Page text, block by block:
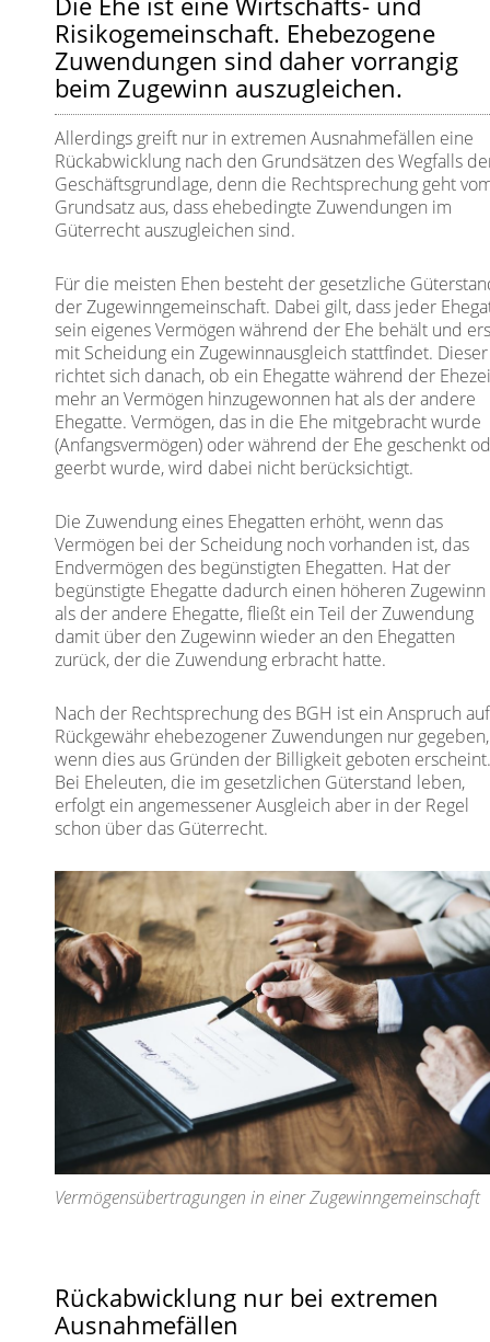
Risikogemeinschaft. Ehebezogene
Zuwendungen sind daher vorrangig
beim Zugewinn auszugleichen.
Allerdings greift nur in extremen Ausnahmefällen eine
Rückabwicklung nach den Grundsätzen des Wegfalls
Geschäftsgrundlage, denn die Rechtsprechung geht
Grundsatz aus, dass ehebedingte Zuwendungen im
Güterrecht auszugleichen sind.
Für die meisten Ehen besteht der gesetzliche
der Zugewinngemeinschaft. Dabei gilt, dass jeder
sein eigenes Vermögen während der Ehe behält und
mit Scheidung ein Zugewinnausgleich stattfindet. Dieser
richtet sich danach, ob ein Ehegatte während der
mehr an Vermögen hinzugewonnen hat als der andere
Ehegatte. Vermögen, das in die Ehe mitgebracht wurde
(Anfangsvermögen) oder während der Ehe geschenkt
geerbt wurde, wird dabei nicht berücksichtigt.
Die Zuwendung eines Ehegatten erhöht, wenn das
Vermögen bei der Scheidung noch vorhanden ist, das
Endvermögen des begünstigten Ehegatten. Hat der
begünstigte Ehegatte dadurch einen höheren Zugewinn
als der andere Ehegatte, fließt ein Teil der Zuwendung
damit über den Zugewinn wieder an den Ehegatten
zurück, der die Zuwendung erbracht hatte.
Nach der Rechtsprechung des BGH ist ein Anspruch auf
Rückgewähr ehebezogener Zuwendungen nur gegeben,
wenn dies aus Gründen der Billigkeit geboten
Bei Eheleuten, die im gesetzlichen Güterstand leben,
erfolgt ein angemessener Ausgleich aber in der Regel
schon über das Güterrecht.
Vermögensübertragungen in einer Zugewinngemeinschaft
Rückabwicklung nur bei extremen
Ausnahmefällen